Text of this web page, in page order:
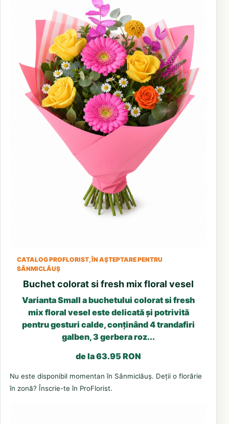
CATALOG PROFLORIST, ÎN AȘTEPTARE PENTRU
SÂNMICLĂUȘ
Buchet colorat si fresh mix floral vesel
Varianta Small a buchetului colorat si fresh
mix floral vesel este delicată și potrivită
pentru gesturi calde, conținând 4 trandafiri
galben, 3 gerbera roz...
de la 63.95 RON
Nu este disponibil momentan în Sânmiclăuș. Deții o florărie
în zonă? Înscrie-te în ProFlorist.